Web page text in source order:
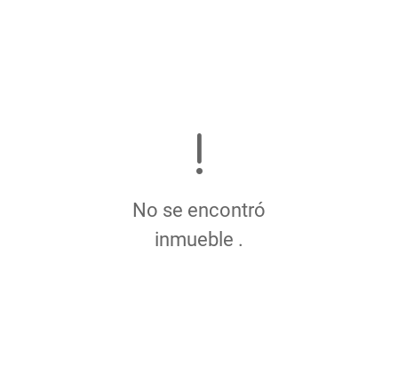
No se encontró
inmueble .